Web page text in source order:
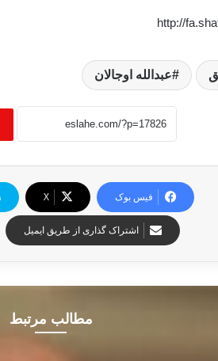
http://
عبدالله اوجالان
فیس بوک X
اشتراک گذاری از طریق ایمیل
مطالب مرتبط